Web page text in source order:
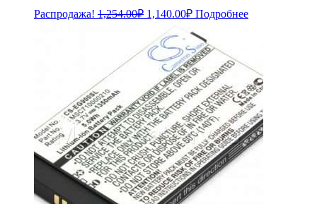
Распродажа! 1,254.00₽ Первоначальная
составляла
1,254.00₽.
1,140.00₽Текущая
цена:
1,140.00₽.
Подробнее